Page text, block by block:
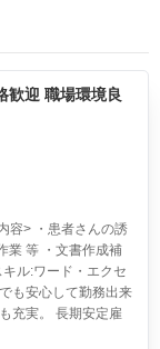
歓迎 職場環境良
容> ・患者さんの誘
業 等 ・文書作成補
ル:ワード・エクセ
も安心して勤務出来
充実。 長期安定雇